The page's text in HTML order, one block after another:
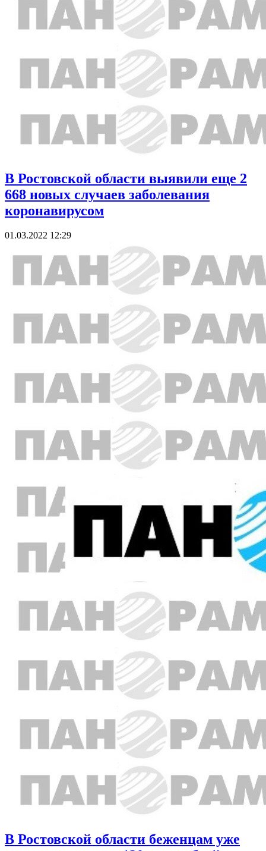
В Ростовской области выявили еще 2
668 новых случаев заболевания
коронавирусом
01.03.2022 12:29
В Ростовской области беженцам уже